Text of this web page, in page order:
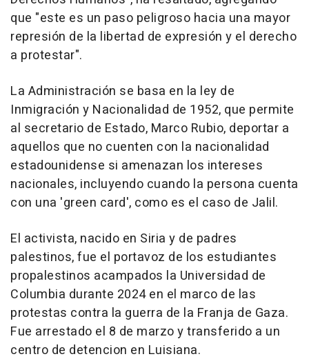
que "este es un paso peligroso hacia una mayor
represión de la libertad de expresión y el derecho
a protestar".
La Administración se basa en la ley de
Inmigración y Nacionalidad de 1952, que permite
al secretario de Estado, Marco Rubio, deportar a
aquellos que no cuenten con la nacionalidad
estadounidense si amenazan los intereses
nacionales, incluyendo cuando la persona cuenta
con una 'green card', como es el caso de Jalil.
El activista, nacido en Siria y de padres
palestinos, fue el portavoz de los estudiantes
propalestinos acampados la Universidad de
Columbia durante 2024 en el marco de las
protestas contra la guerra de la Franja de Gaza.
Fue arrestado el 8 de marzo y transferido a un
centro de detencion en Luisiana.